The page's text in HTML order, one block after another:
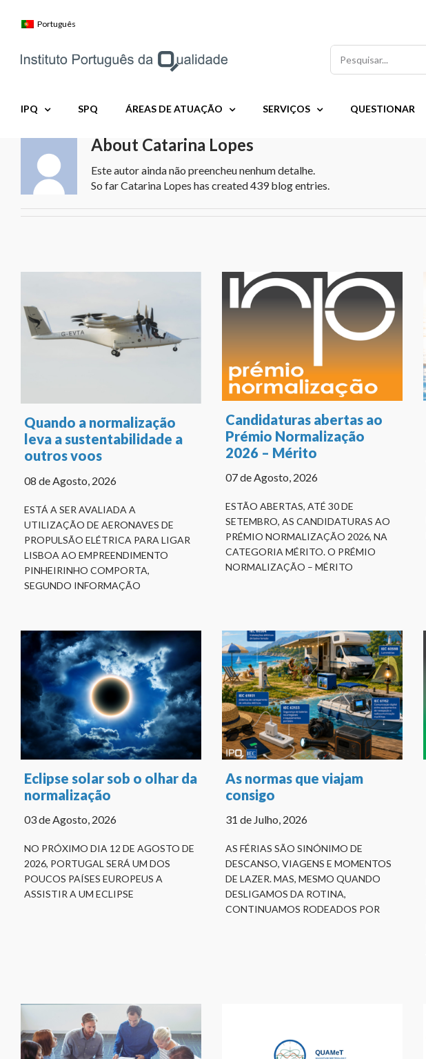
Português
Pesquisar
IPQ SPQ ÁREAS DE ATUAÇÃO SERVIÇOS QUESTIONAR
About Catarina Lopes
Este autor ainda não preencheu nenhum detalhe.
So far Catarina Lopes has created 439 blog entries.
Quando a normalização
leva a sustentabilidade a
outros voos
08 de Agosto, 2026
ESTÁ A SER AVALIADA A
UTILIZAÇÃO DE AERONAVES DE
PROPULSÃO ELÉTRICA PARA LIGAR
LISBOA AO EMPREENDIMENTO
PINHEIRINHO COMPORTA,
SEGUNDO INFORMAÇÃO
Candidaturas abertas ao
Prémio Normalização
2026 – Mérito
07 de Agosto, 2026
ESTÃO ABERTAS, ATÉ 30 DE
SETEMBRO, AS CANDIDATURAS AO
PRÉMIO NORMALIZAÇÃO 2026, NA
CATEGORIA MÉRITO. O PRÉMIO
NORMALIZAÇÃO – MÉRITO
Eclipse solar sob o olhar da
normalização
03 de Agosto, 2026
NO PRÓXIMO DIA 12 DE AGOSTO DE
2026, PORTUGAL SERÁ UM DOS
POUCOS PAÍSES EUROPEUS A
ASSISTIR A UM ECLIPSE
As normas que viajam
consigo
31 de Julho, 2026
AS FÉRIAS SÃO SINÓNIMO DE
DESCANSO, VIAGENS E MOMENTOS
DE LAZER. MAS, MESMO QUANDO
DESLIGAMOS DA ROTINA,
CONTINUAMOS RODEADOS POR